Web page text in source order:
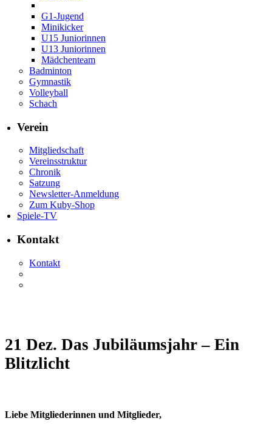
G1-Jugend
Minikicker
U15 Juniorinnen
U13 Juniorinnen
Mädchenteam
Badminton
Gymnastik
Volleyball
Schach
Verein
Mitgliedschaft
Vereinsstruktur
Chronik
Satzung
Newsletter-Anmeldung
Zum Kuby-Shop
Spiele-TV
Kontakt
Kontakt
21 Dez. Das Jubiläumsjahr – Ein
Blitzlicht
Liebe Mitgliederinnen und Mitglieder,